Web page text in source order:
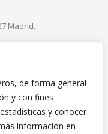
de forma general
y con fines
y conocer
información en
Madrid.